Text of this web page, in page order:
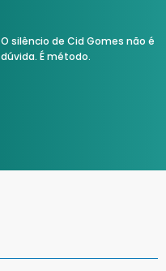
O silêncio de Cid Gomes não é
dúvida. É método.